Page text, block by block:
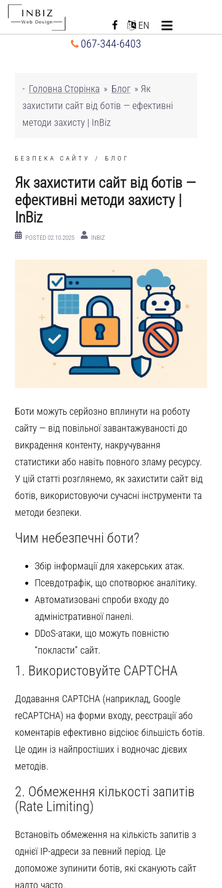
Перейти
EN
067-344-6403
- Головна Сторінка » Блог » Як
захистити сайт від ботів — ефективні
методи захисту | InBiz
БЕЗПЕКА САЙТУ БЛОГ
Як захистити сайт від ботів —
ефективні методи захисту |
InBiz
POSTED 02.10.2025 INBIZ
Боти можуть серйозно вплинути на роботу
сайту — від повільної завантажуваності до
викрадення контенту, накручування
статистики або навіть повного зламу ресурсу.
У цій статті розглянемо, як захистити сайт від
ботів, використовуючи сучасні інструменти та
методи безпеки.
Чим небезпечні боти?
Збір інформації для хакерських атак.
Псевдотрафік, що спотворює аналітику.
Автоматизовані спроби входу до
адміністративної панелі.
DDoS-атаки, що можуть повністю
“покласти” сайт.
1. Використовуйте CAPTCHA
Додавання CAPTCHA (наприклад, Google
reCAPTCHA) на форми входу, реєстрації або
коментарів ефективно відсіює більшість ботів.
Це один із найпростіших і водночас дієвих
методів.
2. Обмеження кількості запитів
(Rate Limiting)
Встановіть обмеження на кількість запитів з
однієї IP-адреси за певний період. Це
допоможе зупинити ботів, які сканують сайт
надто часто.